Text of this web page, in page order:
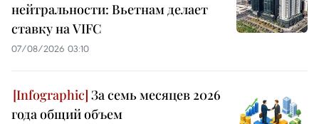
нейтральности: Вьетнам делает
ставку на VIFC
07/08/2026 03:10
За семь месяцев 2026
года общий объем